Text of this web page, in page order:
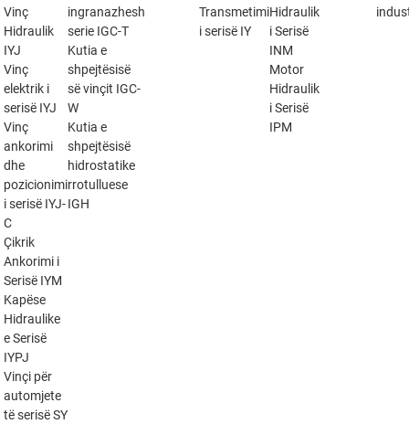
Vinç
Hidraulik
IYJ
Vinç
elektrik i
serisë IYJ
Vinç
ankorimi
dhe
pozicionimi
i serisë IYJ-
C
Çikrik
Ankorimi i
Serisë IYM
Kapëse
Hidraulike
e Serisë
IYPJ
Vinçi për
automjete
të serisë SY
ingranazhesh
serie IGC-T
Kutia e
shpejtësisë
së vinçit IGC-
W
Kutia e
shpejtësisë
hidrostatike
rrotulluese
IGH
Transmetimi
i serisë IY
Hidraulik
i Serisë
INM
Motor
Hidraulik
i Serisë
IPM